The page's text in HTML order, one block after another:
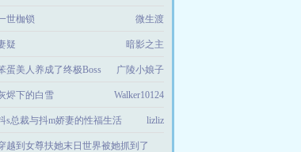
世枷锁 微生渡
疑 暗影之主
蛋美人养成了终极Boss 广陵小娘子
烬下的白雪 Walker10124
s总裁与抖m娇妻的性福生活 lizliz
越到女尊扶她末日世界被她抓到了